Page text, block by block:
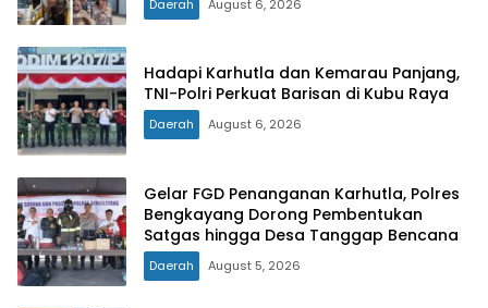
Daerah August 6, 2026
Hadapi Karhutla dan Kemarau Panjang,
TNI-Polri Perkuat Barisan di Kubu Raya
Daerah August 6, 2026
Gelar FGD Penanganan Karhutla, Polres
Bengkayang Dorong Pembentukan
Satgas hingga Desa Tanggap Bencana
Daerah August 5, 2026